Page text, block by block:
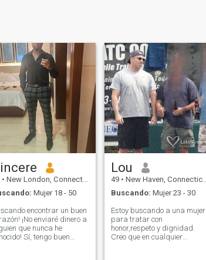
• New London, Connecticut, Estados Unidos
Mujer 18 - 50
encontrar un buen
enviaré dinero a
que nunca he
Sí, tengo buen
Lou
49 • New Haven, Connecticut, Estados Unidos
Buscando: Mujer 23 - 30
Estoy buscando a una mujer
para tratar con
honor,respeto y dignidad.
Creo que en cualquier